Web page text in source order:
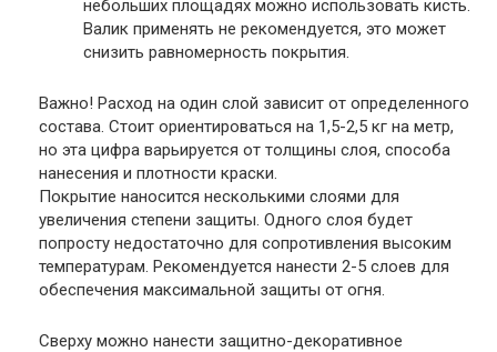
небольших площадях можно использовать кисть.
Валик применять не рекомендуется, это может
снизить равномерность покрытия.
Важно! Расход на один слой зависит от определенного
состава. Стоит ориентироваться на 1,5-2,5 кг на метр,
но эта цифра варьируется от толщины слоя, способа
нанесения и плотности краски.
Покрытие наносится несколькими слоями для
увеличения степени защиты. Одного слоя будет
попросту недостаточно для сопротивления высоким
температурам. Рекомендуется нанести 2-5 слоев для
обеспечения максимальной защиты от огня.
Сверху можно нанести защитно-декоративное